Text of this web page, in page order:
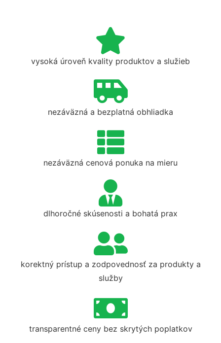
vysoká úroveň kvality produktov a služieb
nezáväzná a bezplatná obhliadka
nezáväzná cenová ponuka na mieru
dlhoročné skúsenosti a bohatá prax
korektný prístup a zodpovednosť za produkty a
služby
transparentné ceny bez skrytých poplatkov